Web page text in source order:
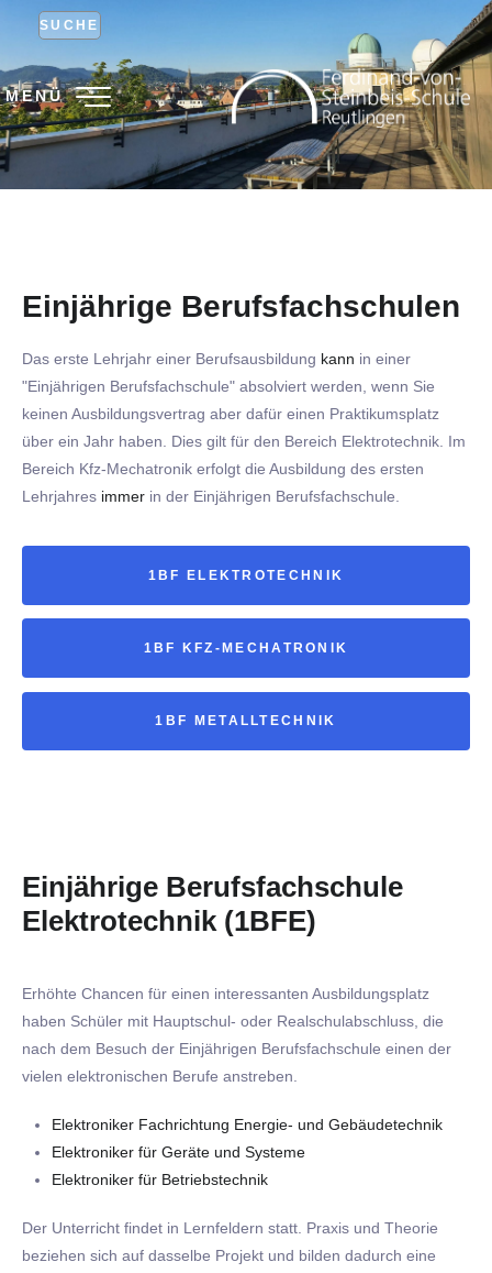
SUCHE
MENÜ
Einjährige Berufsfachschulen
Das erste Lehrjahr einer Berufsausbildung kann in einer
"Einjährigen Berufsfachschule" absolviert werden, wenn Sie
keinen Ausbildungsvertrag aber dafür einen Praktikumsplatz
über ein Jahr haben. Dies gilt für den Bereich Elektrotechnik. Im
Bereich Kfz-Mechatronik erfolgt die Ausbildung des ersten
Lehrjahres immer in der Einjährigen Berufsfachschule.
1BF ELEKTROTECHNIK
1BF KFZ-MECHATRONIK
1BF METALLTECHNIK
Einjährige Berufsfachschule
Elektrotechnik (1BFE)
Erhöhte Chancen für einen interessanten Ausbildungsplatz
haben Schüler mit Hauptschul- oder Realschulabschluss, die
nach dem Besuch der Einjährigen Berufsfachschule einen der
vielen elektronischen Berufe anstreben.
Elektroniker Fachrichtung Energie- und Gebäudetechnik
Elektroniker für Geräte und Systeme
Elektroniker für Betriebstechnik
Der Unterricht findet in Lernfeldern statt. Praxis und Theorie
beziehen sich auf dasselbe Projekt und bilden dadurch eine